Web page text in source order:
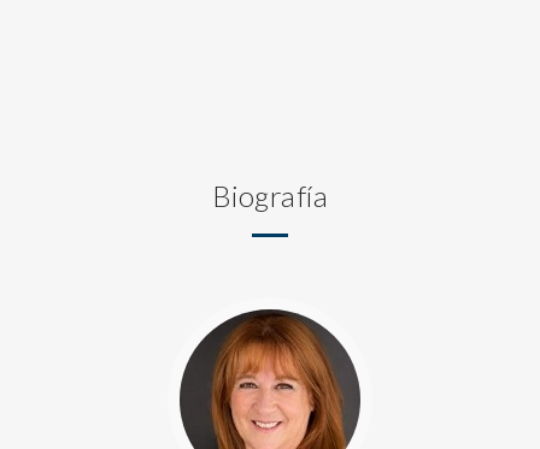
Biografía